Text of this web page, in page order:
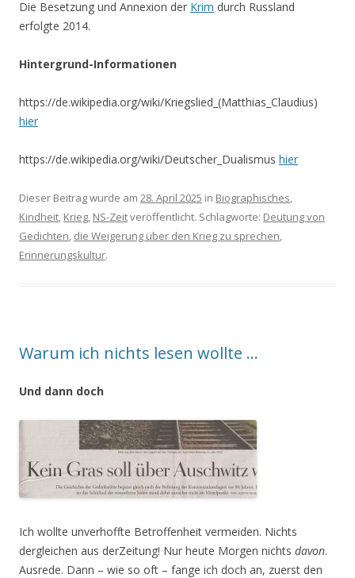
Die Besetzung und Annexion der Krim durch Russland
erfolgte 2014.
Hintergrund-Informationen
https://de.wikipedia.org/wiki/Kriegslied_(Matthias_Claudius)
hier
https://de.wikipedia.org/wiki/Deutscher_Dualismus hier
Dieser Beitrag wurde am 28. April 2025 in Biographisches,
Kindheit, Krieg, NS-Zeitveröffentlicht. Schlagworte: Deutung von
Gedichten, die Weigerung über den Krieg zu sprechen,
Erinnerungskultur.
Warum ich nichts lesen wollte …
Und dann doch
Ich wollte unverhoffte Betroffenheit vermeiden. Nichts
dergleichen aus derZeitung! Nur heute Morgen nichts davon.
Ausrede. Dann – wie so oft – fange ich doch an, zuerst den